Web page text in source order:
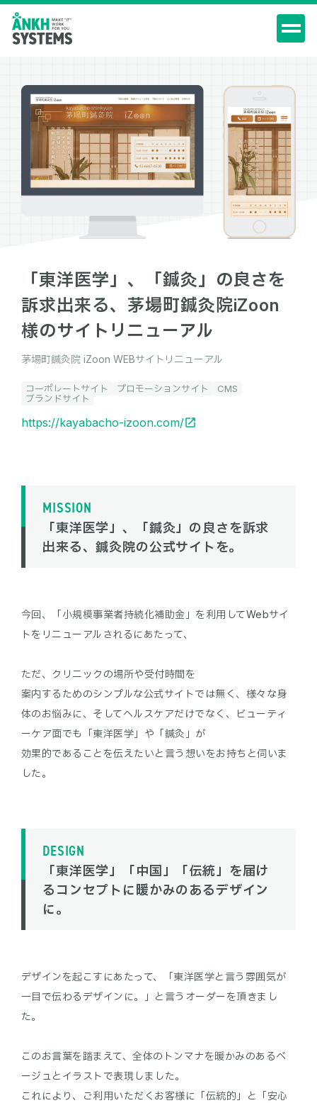
「東洋医学」、「鍼灸」の良さを
訴求出来る、茅場町鍼灸院iZoon
様のサイトリニューアル
茅場町鍼灸院 iZoon WEBサイトリニューアル
コーポレートサイト プロモーションサイト
CMS
ブランドサイト
https://kayabacho-izoon.com/
MISSION
「東洋医学」、「鍼灸」の良さを訴求
出来る、鍼灸院の公式サイトを。
今回、「小規模事業者持続化補助金」を利用してWebサイ
トをリニューアルされるにあたって、
ただ、クリニックの場所や受付時間を
案内するためのシンプルな公式サイトでは無く、様々な身
体のお悩みに、そしてヘルスケアだけでなく、ビューティ
ーケア面でも「東洋医学」や「鍼灸」が
効果的であることを伝えたいと言う想いをお持ちと伺いま
DESIGN
「東洋医学」「中国」「伝統」を届け
るコンセプトに暖かみのあるデザイン
に。
デザインを起こすにあたって、「東洋医学と言う雰囲気が
一目で伝わるデザインに。」と言うオーダーを頂きまし
た。
このお言葉を踏まえて、全体のトンマナを暖かみのあるベ
ージュとイラストで表現しました。
これにより、ご利用いただくお客様に「伝統的」と「安心